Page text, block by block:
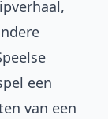
een
van een